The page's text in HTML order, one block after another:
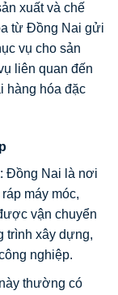
xuất và chế
từ Đồng Nai gửi
vụ cho sản
liên quan đến
hàng hóa đặc
: Đồng Nai là nơi
máy móc,
vận chuyển
trình xây dựng,
nghiệp.
thường có